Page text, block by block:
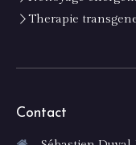
Therapie
Contact